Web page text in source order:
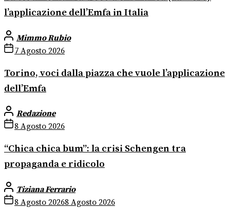
l’applicazione dell’Emfa in Italia
Mimmo Rubio
7 Agosto 2026
Torino, voci dalla piazza che vuole l’applicazione
dell’Emfa
Redazione
8 Agosto 2026
“Chica chica bum”: la crisi Schengen tra
propaganda e ridicolo
Tiziana Ferrario
8 Agosto 20268 Agosto 2026